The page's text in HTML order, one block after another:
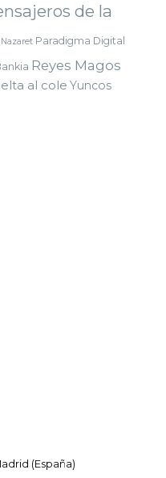
de la
Nazaret Paradigma Digital
Reyes Magos
al cole Yuncos
(España)